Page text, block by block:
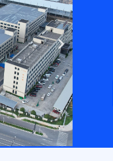
Next
slide